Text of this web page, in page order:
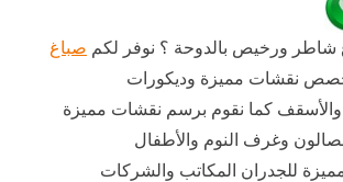
ورخيص بالدوحة ؟ نوفر لكم صباغ
نقشات مميزة وديكورات
والأسقف كما نقوم برسم نقشات مميزة
وغرف النوم والأطفال
للجدران المكاتب والشركات